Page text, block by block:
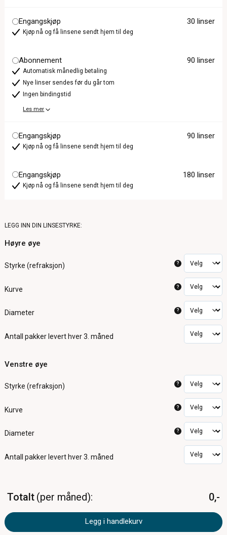
Engangskjøp 30 linser
Kjøp nå og få linsene sendt hjem til deg
Abonnement 90 linser
Automatisk månedlig betaling
Nye linser sendes før du går tom
Ingen bindingstid
Les mer
Engangskjøp 90 linser
Kjøp nå og få linsene sendt hjem til deg
Engangskjøp 180 linser
Kjøp nå og få linsene sendt hjem til deg
LEGG INN DIN LINSESTYRKE:
Høyre øye
Styrke (refraksjon) ?
Kurve ?
Diameter ?
Antall pakker levert hver 3. måned
Venstre øye
Styrke (refraksjon) ?
Kurve ?
Diameter ?
Antall pakker levert hver 3. måned
Totalt per måned 0,-
Legg i handlekurv